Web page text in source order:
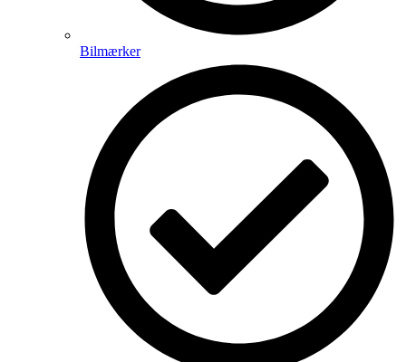
Bilmærker